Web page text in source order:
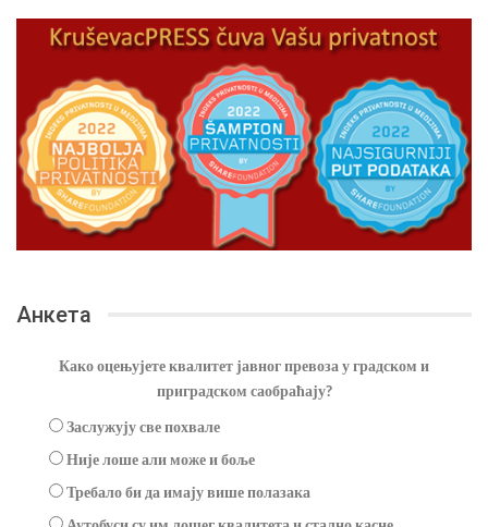
Анкета
Како оцењујете квалитет јавног превоза у градском и
приградском саобраћају?
Заслужују све похвале
Није лоше али може и боље
Требало би да имају више полазака